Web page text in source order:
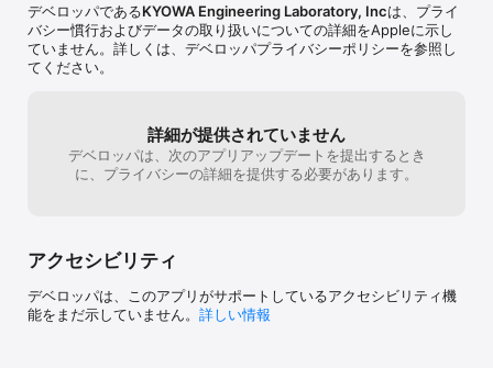
デベロッパであるKYOWA Engineering Laboratory, Incは、プライ
バシー慣行およびデータの取り扱いについての詳細をAppleに示し
ていません。詳しくは、デベロッパプライバシーポリシーを参照し
てください。
詳細が提供されていません
デベロッパは、次のアプリアップデートを提出するとき
に、プライバシーの詳細を提供する必要があります。
アクセシビリティ
デベロッパは、このアプリがサポートしているアクセシビリティ機
能をまだ示していません。 詳しい情報